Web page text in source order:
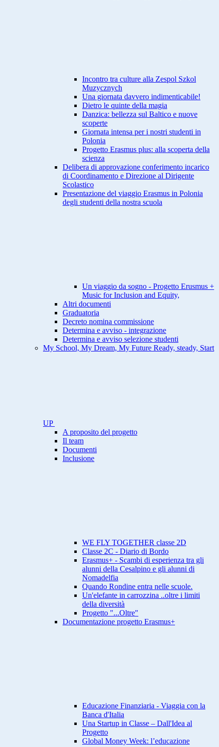
Incontro tra culture alla Zespol Szkol
Muzycznych
Una giornata davvero indimenticabile!
Dietro le quinte della magia
Danzica: bellezza sul Baltico e nuove
scoperte
Giornata intensa per i nostri studenti in
Polonia
Progetto Erasmus plus: alla scoperta della
scienza
Delibera di approvazione conferimento incarico
di Coordinamento e Direzione al Dirigente
Scolastico
Presentazione del viaggio Erasmus in Polonia
degli studenti della nostra scuola
Un viaggio da sogno - Progetto Erusmus +
Music for Inclusion and Equity,
Altri documenti
Graduatoria
Decreto nomina commissione
Determina e avviso - integrazione
Determina e avviso selezione studenti
My School, My Dream, My Future Ready, steady, Start
UP
A proposito del progetto
Il team
Documenti
Inclusione
WE FLY TOGETHER classe 2D
Classe 2C - Diario di Bordo
Erasmus+ - Scambi di esperienza tra gli
alunni della Cesalpino e gli alunni di
Nomadelfia
Quando Rondine entra nelle scuole.
Un'elefante in carrozzina ..oltre i limiti
della diversità
Progetto "...Oltre"
Documentazione progetto Erasmus+
Educazione Finanziaria - Viaggia con la
Banca d'Italia
Una Startup in Classe – Dall'Idea al
Progetto
Global Money Week: l’educazione